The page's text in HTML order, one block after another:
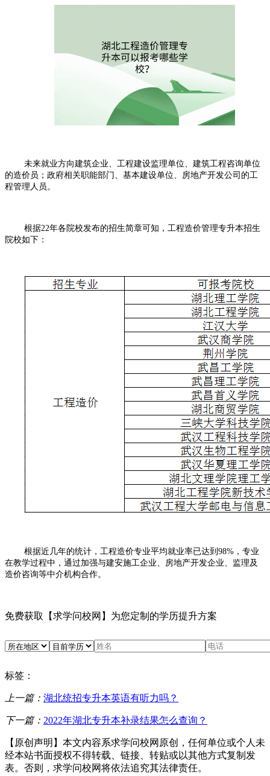
未来就业方向建筑企业、工程建设监理单位、建筑工程咨询单位
的造价员；政府相关职能部门、基本建设单位、房地产开发公司的工
程管理人员。
根据22年各院校发布的招生简章可知，工程造价管理专升本招生
院校如下：
根据近几年的统计，工程造价专业平均就业率已达到 98% ，专业
在教学过程中，通过加强与建安施工企业、房地产开发企业、监理及
造价咨询等中介机构合作。
免费获取 【求学问校网】 为您定制的学历提升方案
标签：
上一篇： 湖北统招专升本英语有听力吗？
下一篇： 2022年湖北专升本补录结果怎么查询？
【原创声明】本文内容系求学问校网原创，任何单位或个人未
经本站书面授权不得转载、链接、转贴或以其他方式复制发
表。否则，求学问校网将依法追究其法律责任。